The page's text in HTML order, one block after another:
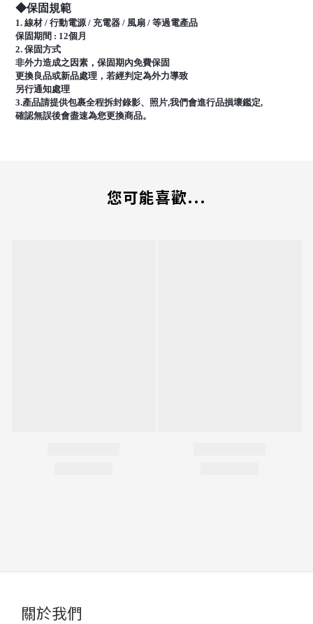
◆保固規範
1. 線材 / 行動電源 / 充電器 / 風扇 / 等過電產品
保固期間 : 12個月
2. 保固方式
非外力造成之因素，保固期內免費保固
更換良品或新品處理，若經判定為外力導致
另行通知處理
3.產品請提供包裹全程拆封錄影、照片,我們會進行品損壞鑑定,
確認無誤後會盡速為您更換商品。
您可能喜歡...
關於我們